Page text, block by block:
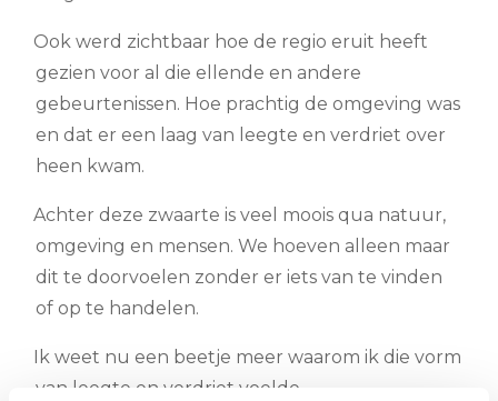
Ook werd zichtbaar hoe de regio eruit heeft
gezien voor al die ellende en andere
gebeurtenissen. Hoe prachtig de omgeving was
en dat er een laag van leegte en verdriet over
heen kwam.
Achter deze zwaarte is veel moois qua natuur,
omgeving en mensen. We hoeven alleen maar
dit te doorvoelen zonder er iets van te vinden
of op te handelen.
Ik weet nu een beetje meer waarom ik die vorm
van leegte en verdriet voelde.